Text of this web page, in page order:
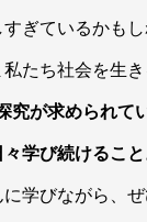
ぎているかも
たち社会を生き
究が求められて
学び続けるこ
学びながら、